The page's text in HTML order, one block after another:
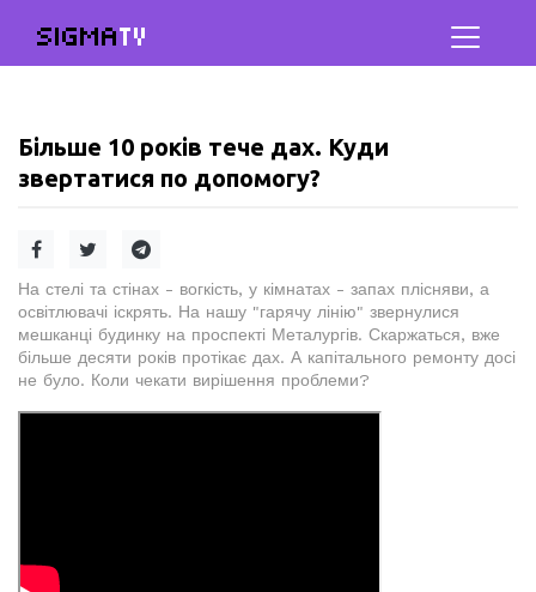
SIGMATV
Більше 10 років тече дах. Куди
звертатися по допомогу?
На стелі та стінах - вогкість, у кімнатах - запах плісняви, а
освітлювачі іскрять. На нашу "гарячу лінію" звернулися
мешканці будинку на проспекті Металургів. Скаржаться, вже
більше десяти років протікає дах. А капітального ремонту досі
не було. Коли чекати вирішення проблеми?